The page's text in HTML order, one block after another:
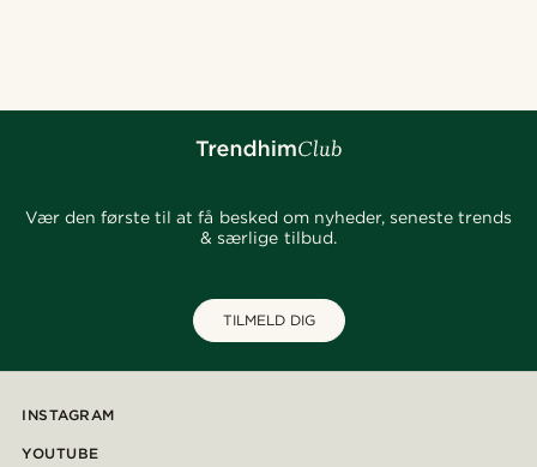
Vær den første til at få besked om nyheder, seneste trends
& særlige tilbud.
TILMELD DIG
INSTAGRAM
YOUTUBE